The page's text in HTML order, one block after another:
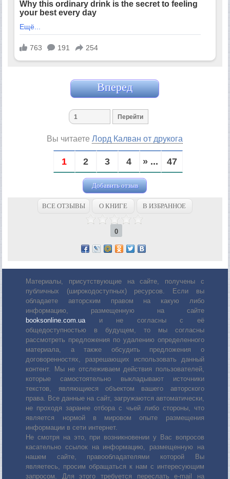
Вперед
Вы читаетеЛорд Калван от друкога
1 2 3 4 » ... 47
Добавить отзыв
ВСЕ ОТЗЫВЫ О КНИГЕ В ИЗБРАННОЕ
0
Материалы, присутствующие на сайте, получены с
публичных (широкодоступных) ресурсов. Если вы
обладаете авторским правом на какую либо
информацию, размещенную на сайте
booksonline.com.uaи не согласны с её
общедоступностью в будущем, то мы согласны
рассмотреть предложения по удалению определенного
материала, а также обсудить предложения о
договоренностях, разрешающих использовать данный
контент. Мы не отслеживаем действия пользователей,
которые самостоятельно выкладывают источники
текстов, являющиеся объектом вашего авторского
права. Все данные на сайт, загружаются автоматически,
не проходя заранее отбора с чьей либо стороны, что
является нормой в мировом опыте размещения
информации в сети интернет.
Не смотря на это, при возникновении у Вас вопросов
касательно ссылок на информацию, размещенную на
нашем сайте, правообладателями которой Вы
являетесь, просим обращаться к нам с интересующим
запросом. Для этого требуется переслать е-mail на